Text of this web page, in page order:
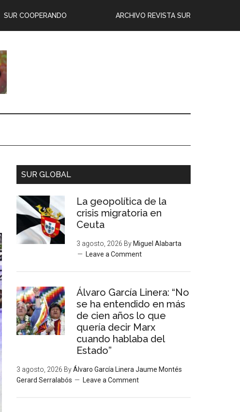
ARCHIVO REVISTA SUR
SUR COOPERANDO
SUR GLOBAL
La geopolítica de la
crisis migratoria en
Ceuta
3 agosto, 2026 By Miguel Alabarta
Leave a Comment
Álvaro García Linera: “No
se ha entendido en más
de cien años lo que
quería decir Marx
cuando hablaba del
Estado”
3 agosto, 2026 ByÁlvaro García Linera Jaume Montés
Gerard Serralabós
Leave a Comment